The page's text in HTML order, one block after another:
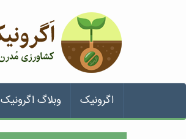
اگرونیک وبلاگ اگرونیک